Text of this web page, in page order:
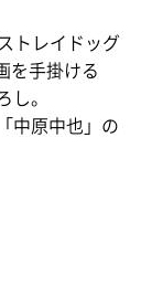
トレイドッグ
を手掛ける
し。
中原中也」の